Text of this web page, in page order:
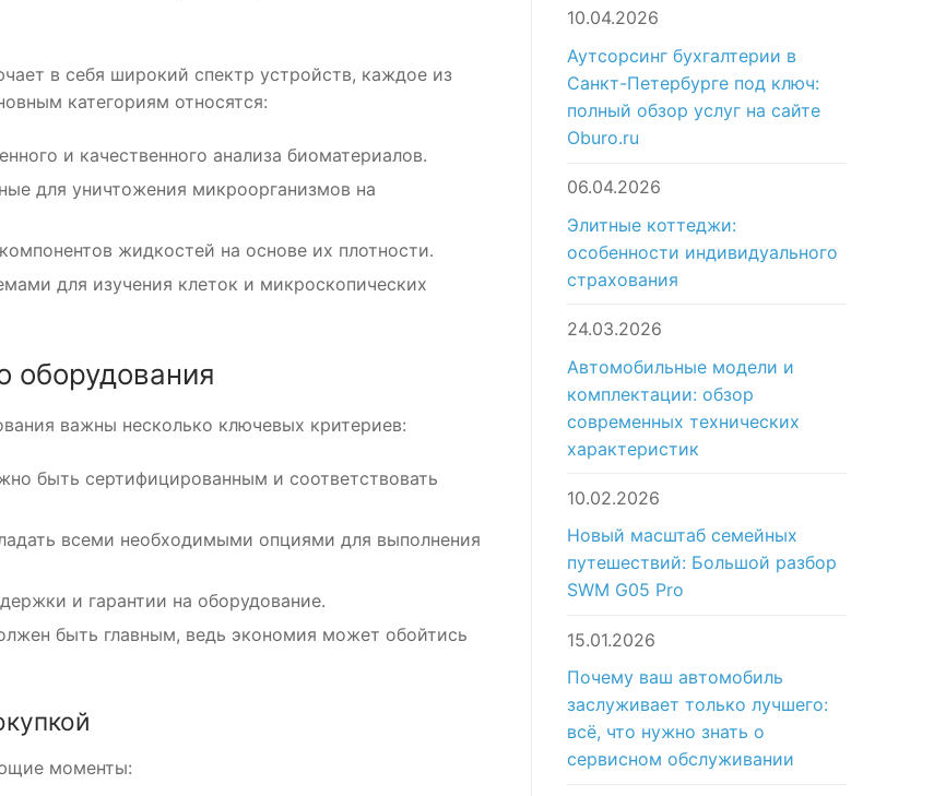
в себя широкий спектр устройств, каждое из
категориям относятся:
и качественного анализа биоматериалов.
для уничтожения микроорганизмов на
жидкостей на основе их плотности.
для изучения клеток и микроскопических
оборудования
важны несколько ключевых критериев:
быть сертифицированным и соответствовать
всеми необходимыми опциями для выполнения
и гарантии на оборудование.
быть главным, ведь экономия может обойтись
моменты:
10.04.2026
Аутсорсинг бухгалтерии в
Санкт-Петербурге под ключ:
полный обзор услуг на сайте
Oburo.ru
06.04.2026
Элитные коттеджи:
особенности индивидуального
страхования
24.03.2026
Автомобильные модели и
комплектации: обзор
современных технических
характеристик
10.02.2026
Новый масштаб семейных
путешествий: Большой разбор
SWM G05 Pro
15.01.2026
Почему ваш автомобиль
заслуживает только лучшего:
всё, что нужно знать о
сервисном обслуживании